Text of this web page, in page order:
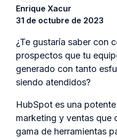
Enrique Xacur
31 de octubre de 2023
¿Te gustaría saber con
prospectos que tu
generado con tanto
siendo atendidos?
HubSpot es una
marketing y ventas que
gama de herramientas